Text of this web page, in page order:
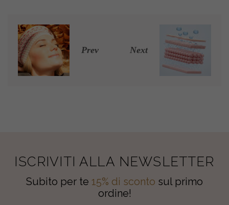
Prev Next
ISCRIVITI ALLA NEWSLETTER
Subito per te 15% di sconto sul primo
ordine!